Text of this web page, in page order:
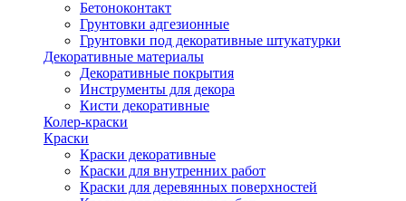
Бетоноконтакт
Грунтовки адгезионные
Грунтовки под декоративные штукатурки
Декоративные материалы
Декоративные покрытия
Инструменты для декора
Кисти декоративные
Колер-краски
Краски
Краски декоративные
Краски для внутренних работ
Краски для деревянных поверхностей